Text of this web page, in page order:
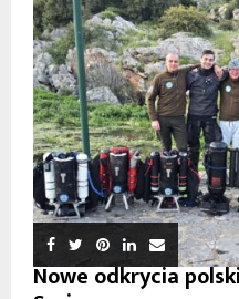
Nowe odkrycia